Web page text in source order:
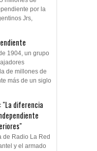
por la
Jrs,
1904, un grupo
de millones de
más de un siglo
"La diferencia
de Radio La Red
y el armado